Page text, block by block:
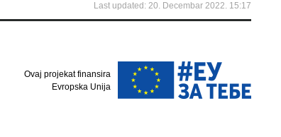
Last updated: 20. Decembar 2022. 15:17
Ovaj projekat finansira
Evropska Unija